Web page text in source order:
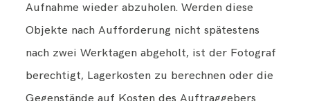
Aufnahme wieder abzuholen. Werden diese
Objekte nach Aufforderung nicht spätestens
nach zwei Werktagen abgeholt, ist der Fotograf
berechtigt, Lagerkosten zu berechnen oder die